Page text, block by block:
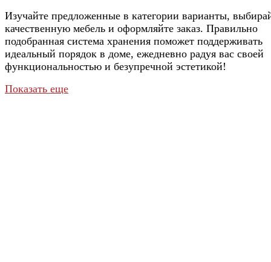
Изучайте предложенные в категории варианты,
качественную мебель и оформляйте заказ. Правильно
подобранная система хранения поможет поддерживать
идеальный порядок в доме, ежедневно радуя вас своей
функциональностью и безупречной эстетикой!
Показать еще